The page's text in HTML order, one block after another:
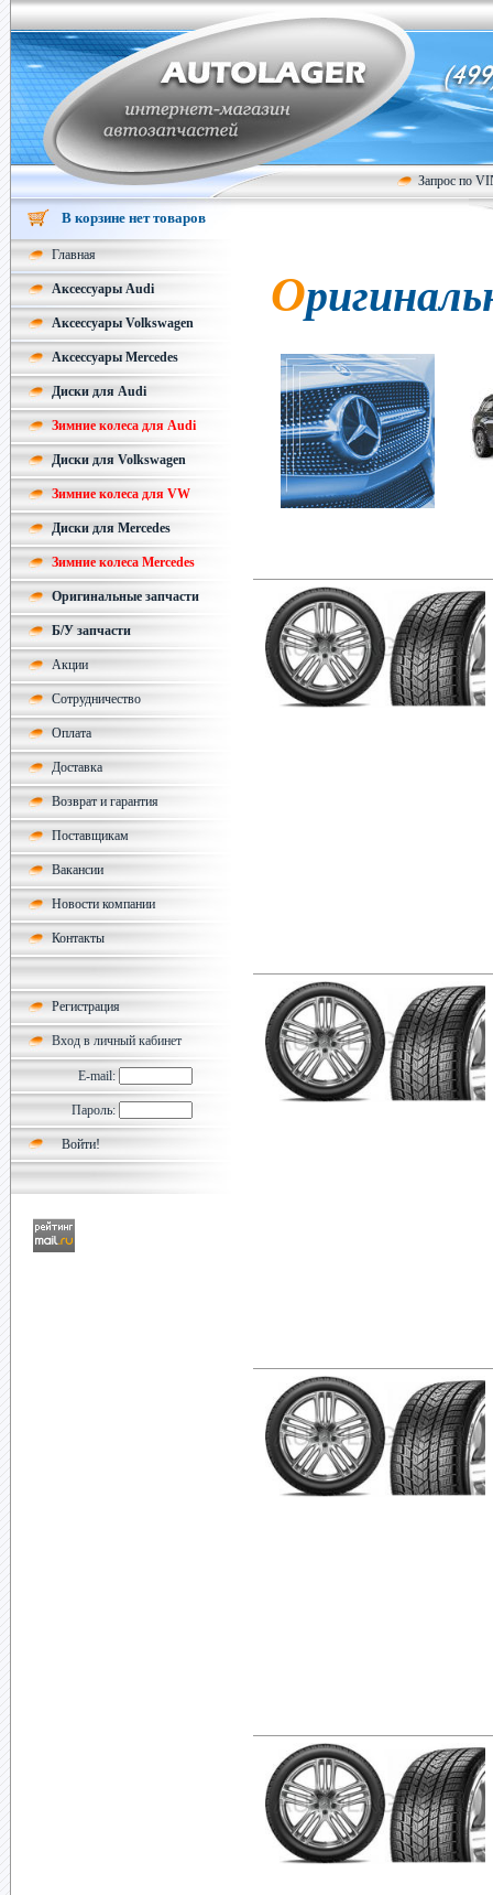
Запрос по
В корзине нет товаров
Главная
Аксессуары Audi
Аксессуары Volkswagen
Аксессуары Mercedes
Диски для Audi
Зимние колеса для Audi
Диски для Volkswagen
Зимние колеса для VW
Диски для Mercedes
Зимние колеса Mercedes
Оригинальные запчасти
Б/У запчасти
Акции
Сотрудничество
Оплата
Доставка
Возврат и гарантия
Поставщикам
Вакансии
Новости компании
Контакты
Регистрация
Вход в личный кабинет
E-mail:
Пароль:
О